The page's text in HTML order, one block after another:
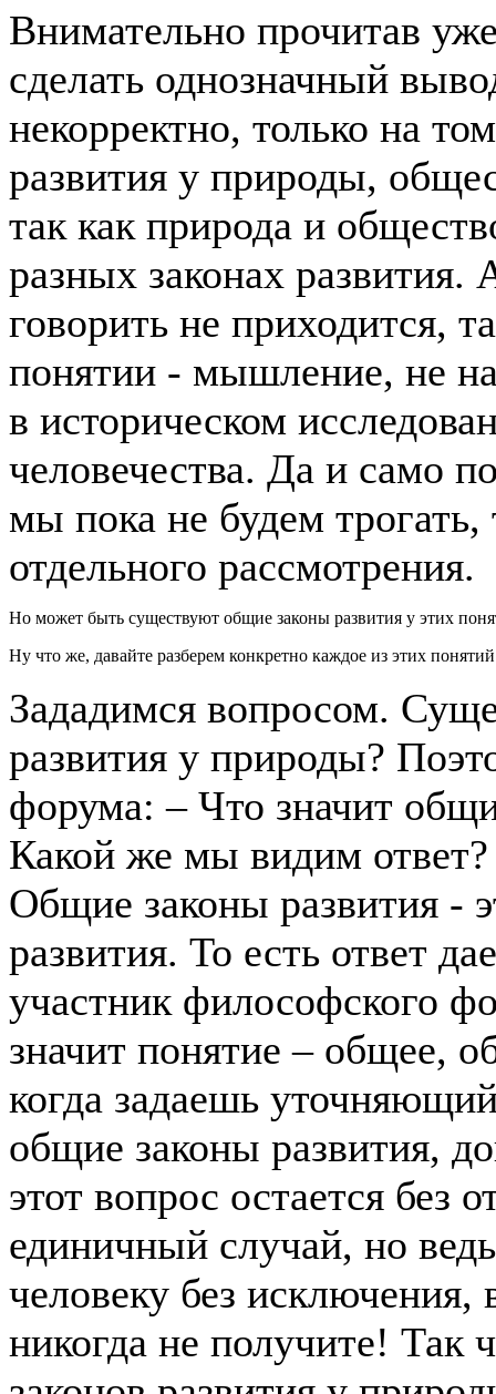
Внимательно прочитав
сделать однозначный
некорректно, только на
развития у природы,
так как природа и
разных законах
говорить не приходится,
понятии - мышление, не
в историческом
человечества. Да и само
мы пока не будем трогать,
отдельного рассмотрения.
Но может быть существуют общие законы развития у этих
Ну что же, давайте разберем конкретно каждое из этих
Зададимся вопросом.
развития у природы?
форума: – Что значит
Какой же мы видим
Общие законы развития -
развития. То есть ответ
участник философского
значит понятие – общее,
когда задаешь
общие законы развития,
этот вопрос остается без
единичный случай, но
человеку без исключения,
никогда не получите! Так